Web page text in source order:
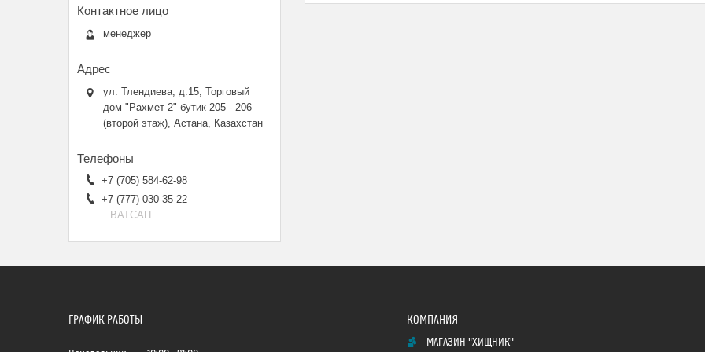
менеджер
ул. Тлендиева, д.15, Торговый
дом "Рахмет 2" бутик 205 - 206
(второй этаж), Астана, Казахстан
+7 (705) 584-62-98
+7 (777) 030-35-22
ВАТСАП
ГРАФИК РАБОТЫ
МАГАЗИН "ХИЩНИК"